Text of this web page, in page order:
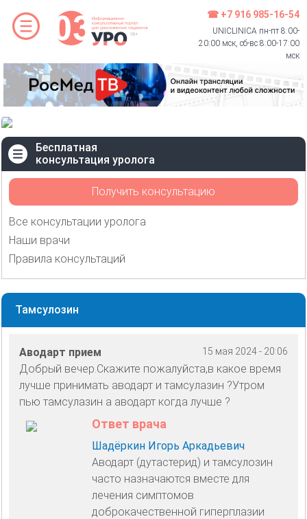
☎ +7 916 985-16-54
UNICLINICA пн-пт 8:00-
20:00 мск, сб-вс 8:00-17:00
мск
Бесплатная
консультация уролога
Получить консультацию
Все консультации уролога
Наши врачи
Правила консультаций
Тамсулозин
15 мая 2024 - 20:06
Аводарт прием
Добрый вечер.Скажите пожалуйста,в какое время
лучше принимать аводарт и тамсулазин ?Утром
пью тамсулазин а аводарт когда лучше ?
Ответ врача
Шадёркин Игорь Аркадьевич
Аводарт (дутастерид) и тамсулозин
часто назначаются вместе для
лечения симптомов
доброкачественной гиперплазии